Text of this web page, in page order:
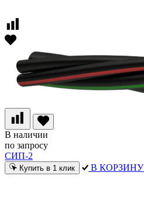
В наличии
по запросу
СИП-2
Купить в 1 клик В КОРЗИНУ